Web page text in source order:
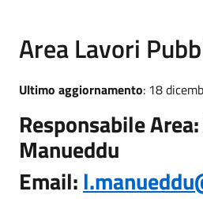
Area Lavori
Ultimo aggiornamento: 18
Responsabile Area:
Manueddu
Email: